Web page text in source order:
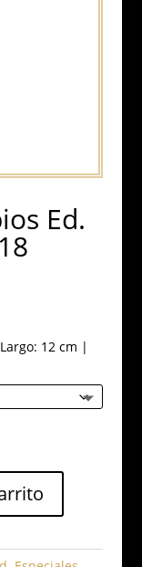
Ed.
Largo: 12 cm |